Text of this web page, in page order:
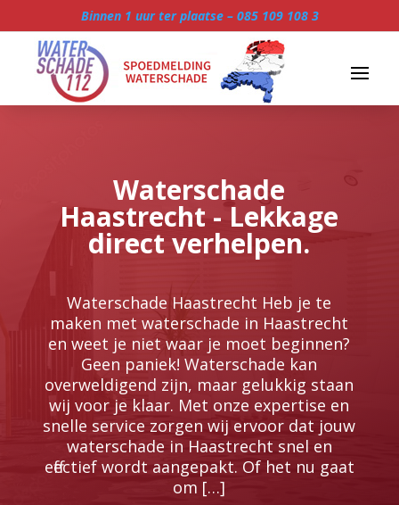
Binnen 1 uur ter plaatse – 085 109 108 3
Waterschade
Haastrecht - Lekkage
direct verhelpen.
Waterschade Haastrecht Heb je te
maken met waterschade in Haastrecht
en weet je niet waar je moet beginnen?
Geen paniek! Waterschade kan
overweldigend zijn, maar gelukkig staan
wij voor je klaar.​ Met onze expertise en
snelle service zorgen wij ervoor dat jouw
waterschade in Haastrecht snel en
effectief wordt aangepakt.​ Of het nu gaat
om […]